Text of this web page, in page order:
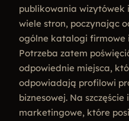
publikowania wizytówek
wiele stron, poczynając
ogólne katalogi firmowe
Potrzeba zatem
odpowiednie miejsca,
odpowiadają profilowi
biznesowej. Na
marketingowe, które